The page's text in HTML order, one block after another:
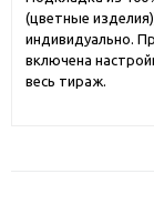
(цветные
индивидуально.
включена
весь тираж.